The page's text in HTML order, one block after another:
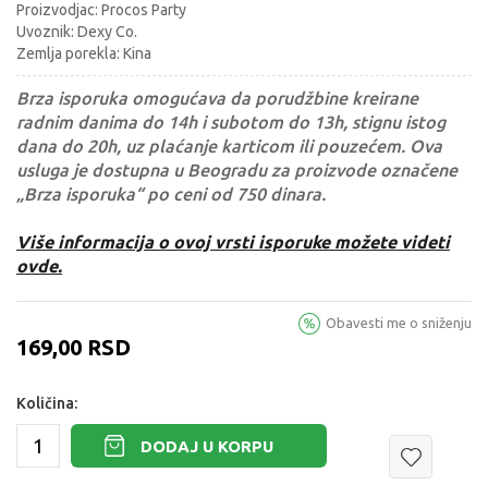
Proizvodjac: Procos Party
Uvoznik: Dexy Co.
Zemlja porekla: Kina
Brza isporuka omogućava da porudžbine kreirane
radnim danima do 14h i subotom do 13h, stignu istog
dana do 20h, uz plaćanje karticom ili pouzećem. Ova
usluga je dostupna u Beogradu za proizvode označene
„Brza isporuka“ po ceni od 750 dinara.
Više informacija o ovoj vrsti isporuke možete videti
ovde.
169,00 RSD
Obavesti me o sniženju
Količina:
DODAJ U KORPU